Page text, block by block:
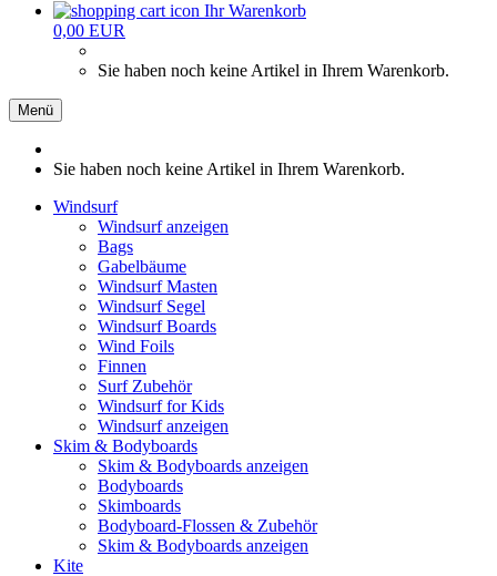
Ihr Warenkorb
0,00 EUR
Sie haben noch keine Artikel in Ihrem Warenkorb.
Menü
Sie haben noch keine Artikel in Ihrem Warenkorb.
Windsurf
Windsurf anzeigen
Bags
Gabelbäume
Windsurf Masten
Windsurf Segel
Windsurf Boards
Wind Foils
Finnen
Surf Zubehör
Windsurf for Kids
Windsurf anzeigen
Skim & Bodyboards
Skim & Bodyboards anzeigen
Bodyboards
Skimboards
Bodyboard-Flossen & Zubehör
Skim & Bodyboards anzeigen
Kite